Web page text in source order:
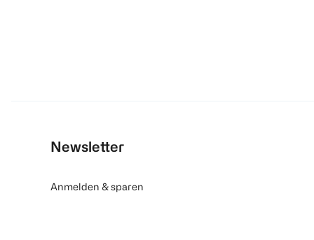
Newsletter
Anmelden & sparen